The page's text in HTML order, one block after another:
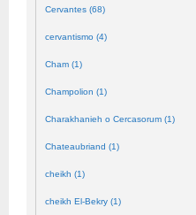
Cervantes (68)
cervantismo (4)
Cham (1)
Champolion (1)
Charakhanieh o Cercasorum (1)
Chateaubriand (1)
cheikh (1)
cheikh El-Bekry (1)